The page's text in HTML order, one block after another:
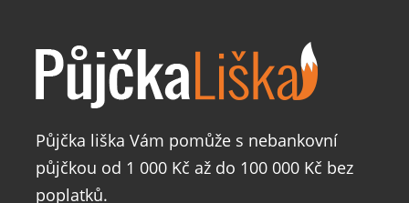
Půjčka liška Vám pomůže s nebankovní
půjčkou od 1 000 Kč až do 100 000 Kč bez
poplatků.